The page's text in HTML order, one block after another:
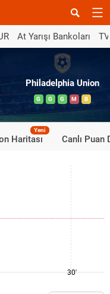
At Yarışı Bankoları
Philadelphia Union
G G G M B
Haritası
Yeni
Canlı Puan
30'